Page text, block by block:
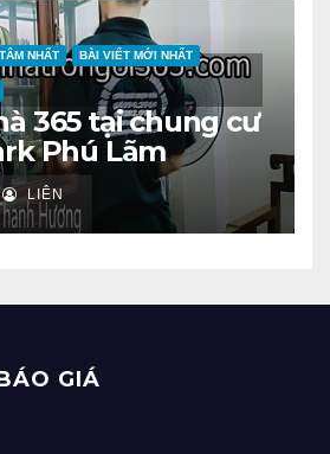
NHẤT BÀI VIẾT MỚI NHẤT
365 tại chung cư
Phú Lãm
LIÊN
GIÁ